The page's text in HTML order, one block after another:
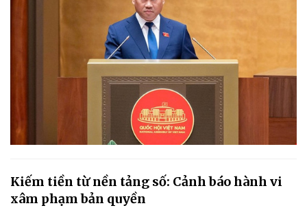
Kiếm tiền từ nền tảng số: Cảnh báo hành vi
xâm phạm bản quyền